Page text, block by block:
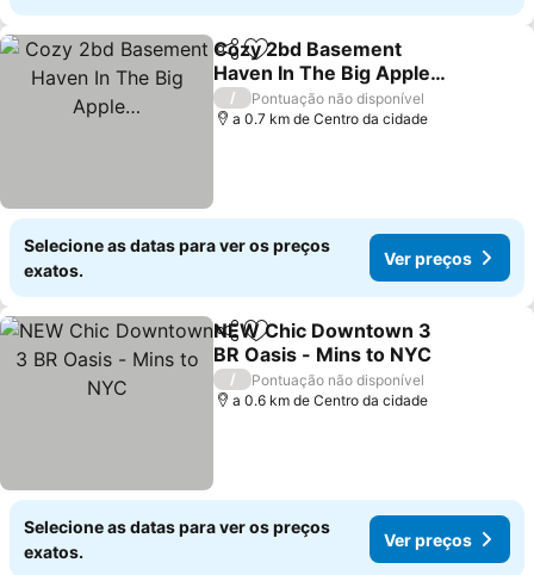
PartilharAdicionar aos favoritos
Cozy 2bd Basement
Haven In The Big Apple…
/
Pontuação não disponível
a 0.7 km de Centro da cidade
Selecione as datas para ver os preços
exatos.
Ver preços
PartilharAdicionar aos favoritos
NEW Chic Downtown 3
BR Oasis - Mins to NYC
/
Pontuação não disponível
a 0.6 km de Centro da cidade
Selecione as datas para ver os preços
exatos.
Ver preços